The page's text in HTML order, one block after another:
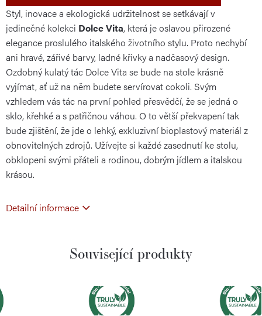
Styl, inovace a ekologická udržitelnost se setkávají v
jedinečné kolekci Dolce Vita, která je oslavou přirozené
elegance proslulého italského životního stylu. Proto nechybí
ani hravé, zářivé barvy, ladné křivky a nadčasový design.
Ozdobný kulatý tác Dolce Vita se bude na stole krásně
vyjímat, ať už na něm budete servírovat cokoli. Svým
vzhledem vás tác na první pohled přesvědčí, že se jedná o
sklo, křehké a s patřičnou váhou. O to větší překvapení tak
bude zjištění, že jde o lehký, exkluzivní bioplastový materiál z
obnovitelných zdrojů. Užívejte si každé zasednutí ke stolu,
obklopeni svými přáteli a rodinou, dobrým jídlem a italskou
krásou.
Detailní informace
Související produkty